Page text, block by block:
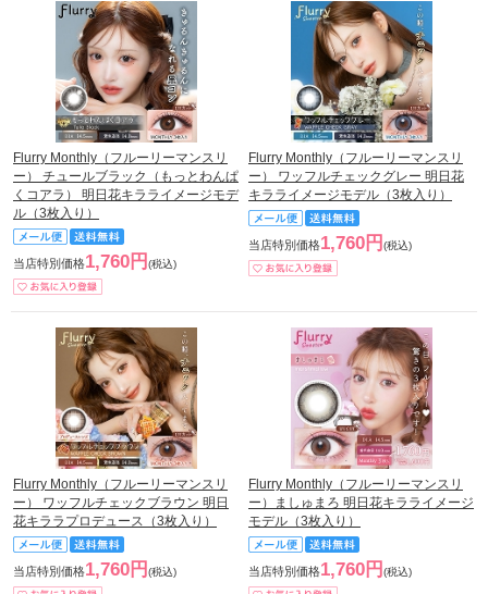
Flurry Monthly（フルーリーマンスリ
ー） チュールブラック（もっとわんぱ
くコアラ） 明日花キラライメージモデ
ル（3枚入り）
当店特別価格1,760円 (税込)
Flurry Monthly（フルーリーマンスリ
ー） ワッフルチェックグレー 明日花
キラライメージモデル（3枚入り）
当店特別価格1,760円 (税込)
Flurry Monthly（フルーリーマンスリ
ー） ワッフルチェックブラウン 明日
花キララプロデュース（3枚入り）
当店特別価格1,760円 (税込)
Flurry Monthly（フルーリーマンスリ
ー）ましゅまろ 明日花キラライメージ
モデル（3枚入り）
当店特別価格1,760円 (税込)